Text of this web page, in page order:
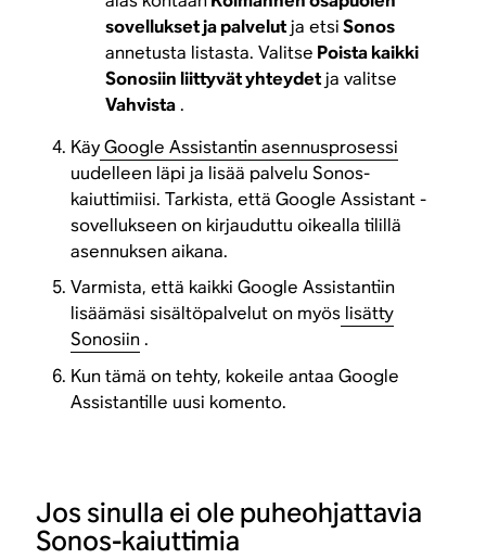
sovellukset ja palvelutja etsiSonos
annetusta listasta. Valitse Poista kaikki
Sonosiin liittyvät yhteydetja valitse
Vahvista.
KäyGoogle Assistantin asennusprosessi
uudelleen läpi ja lisää palvelu Sonos-
kaiuttimiisi. Tarkista, että Google Assistant -
sovellukseen on kirjauduttu oikealla tilillä
asennuksen aikana.
Varmista, että kaikki Google Assistantiin
lisäämäsi sisältöpalvelut on myös lisätty
Sonosiin.
Kun tämä on tehty, kokeile antaa Google
Assistantille uusi komento.
Jos sinulla ei ole puheohjattavia
Sonos-kaiuttimia